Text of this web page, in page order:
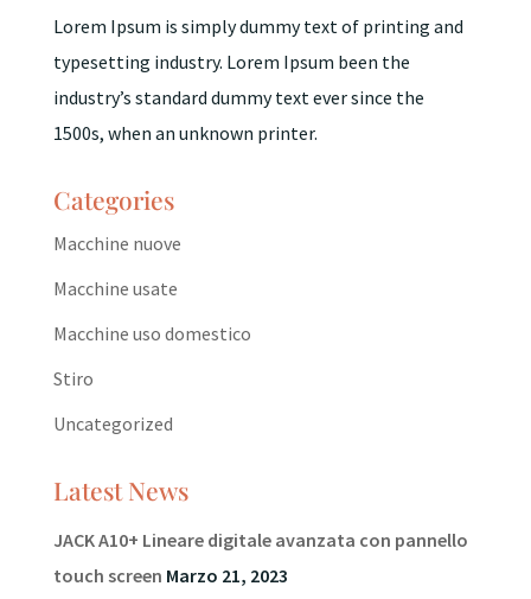
Lorem Ipsum is simply dummy text of printing and
typesetting industry. Lorem Ipsum been the
industry’s standard dummy text ever since the
1500s, when an unknown printer.
Categories
Macchine nuove
Macchine usate
Macchine uso domestico
Stiro
Uncategorized
Latest News
JACK A10+ Lineare digitale avanzata con pannello
touch screen Marzo 21, 2023